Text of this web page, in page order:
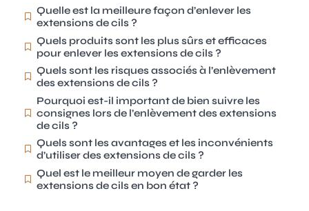
Quelle est la meilleure façon d’enlever les
extensions de cils ?
Quels produits sont les plus sûrs et efficaces
pour enlever les extensions de cils ?
Quels sont les risques associés à l’enlèvement
des extensions de cils ?
Pourquoi est-il important de bien suivre les
consignes lors de l’enlèvement des extensions
de cils ?
Quels sont les avantages et les inconvénients
d’utiliser des extensions de cils ?
Quel est le meilleur moyen de garder les
extensions de cils en bon état ?